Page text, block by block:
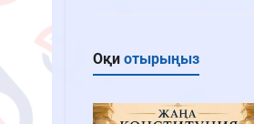
Оқи отырыңыз